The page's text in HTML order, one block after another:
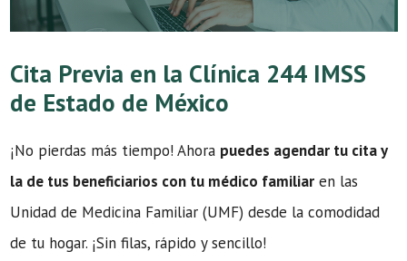
Cita Previa en la Clínica 244 IMSS
de Estado de México
¡No pierdas más tiempo! Ahora puedes agendar tu cita y
la de tus beneficiarios con tu médico familiar en las
Unidad de Medicina Familiar (UMF) desde la comodidad
de tu hogar. ¡Sin filas, rápido y sencillo!